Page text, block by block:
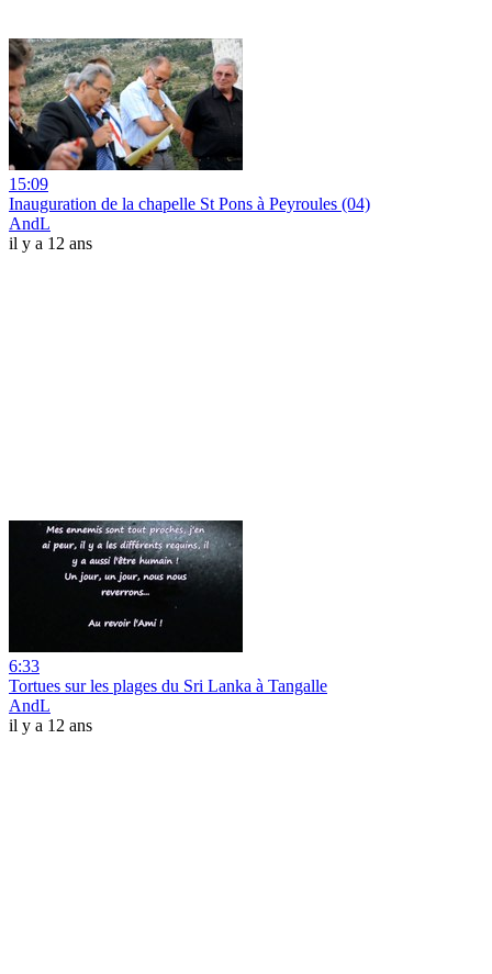
15:09
Inauguration de la chapelle St Pons à Peyroules (04)
AndL
il y a 12 ans
6:33
Tortues sur les plages du Sri Lanka à Tangalle
AndL
il y a 12 ans